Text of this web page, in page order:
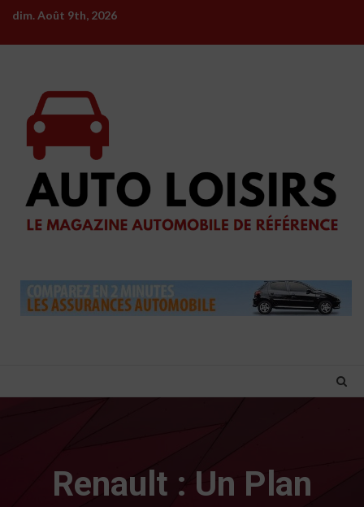
Skip
content
dim. Août 9th, 2026
Renault : Un Plan